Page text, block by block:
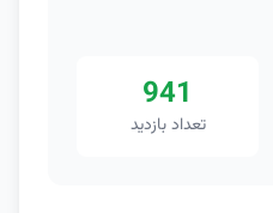
941
تعداد بازدید